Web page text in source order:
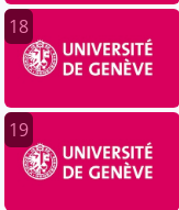
18
19